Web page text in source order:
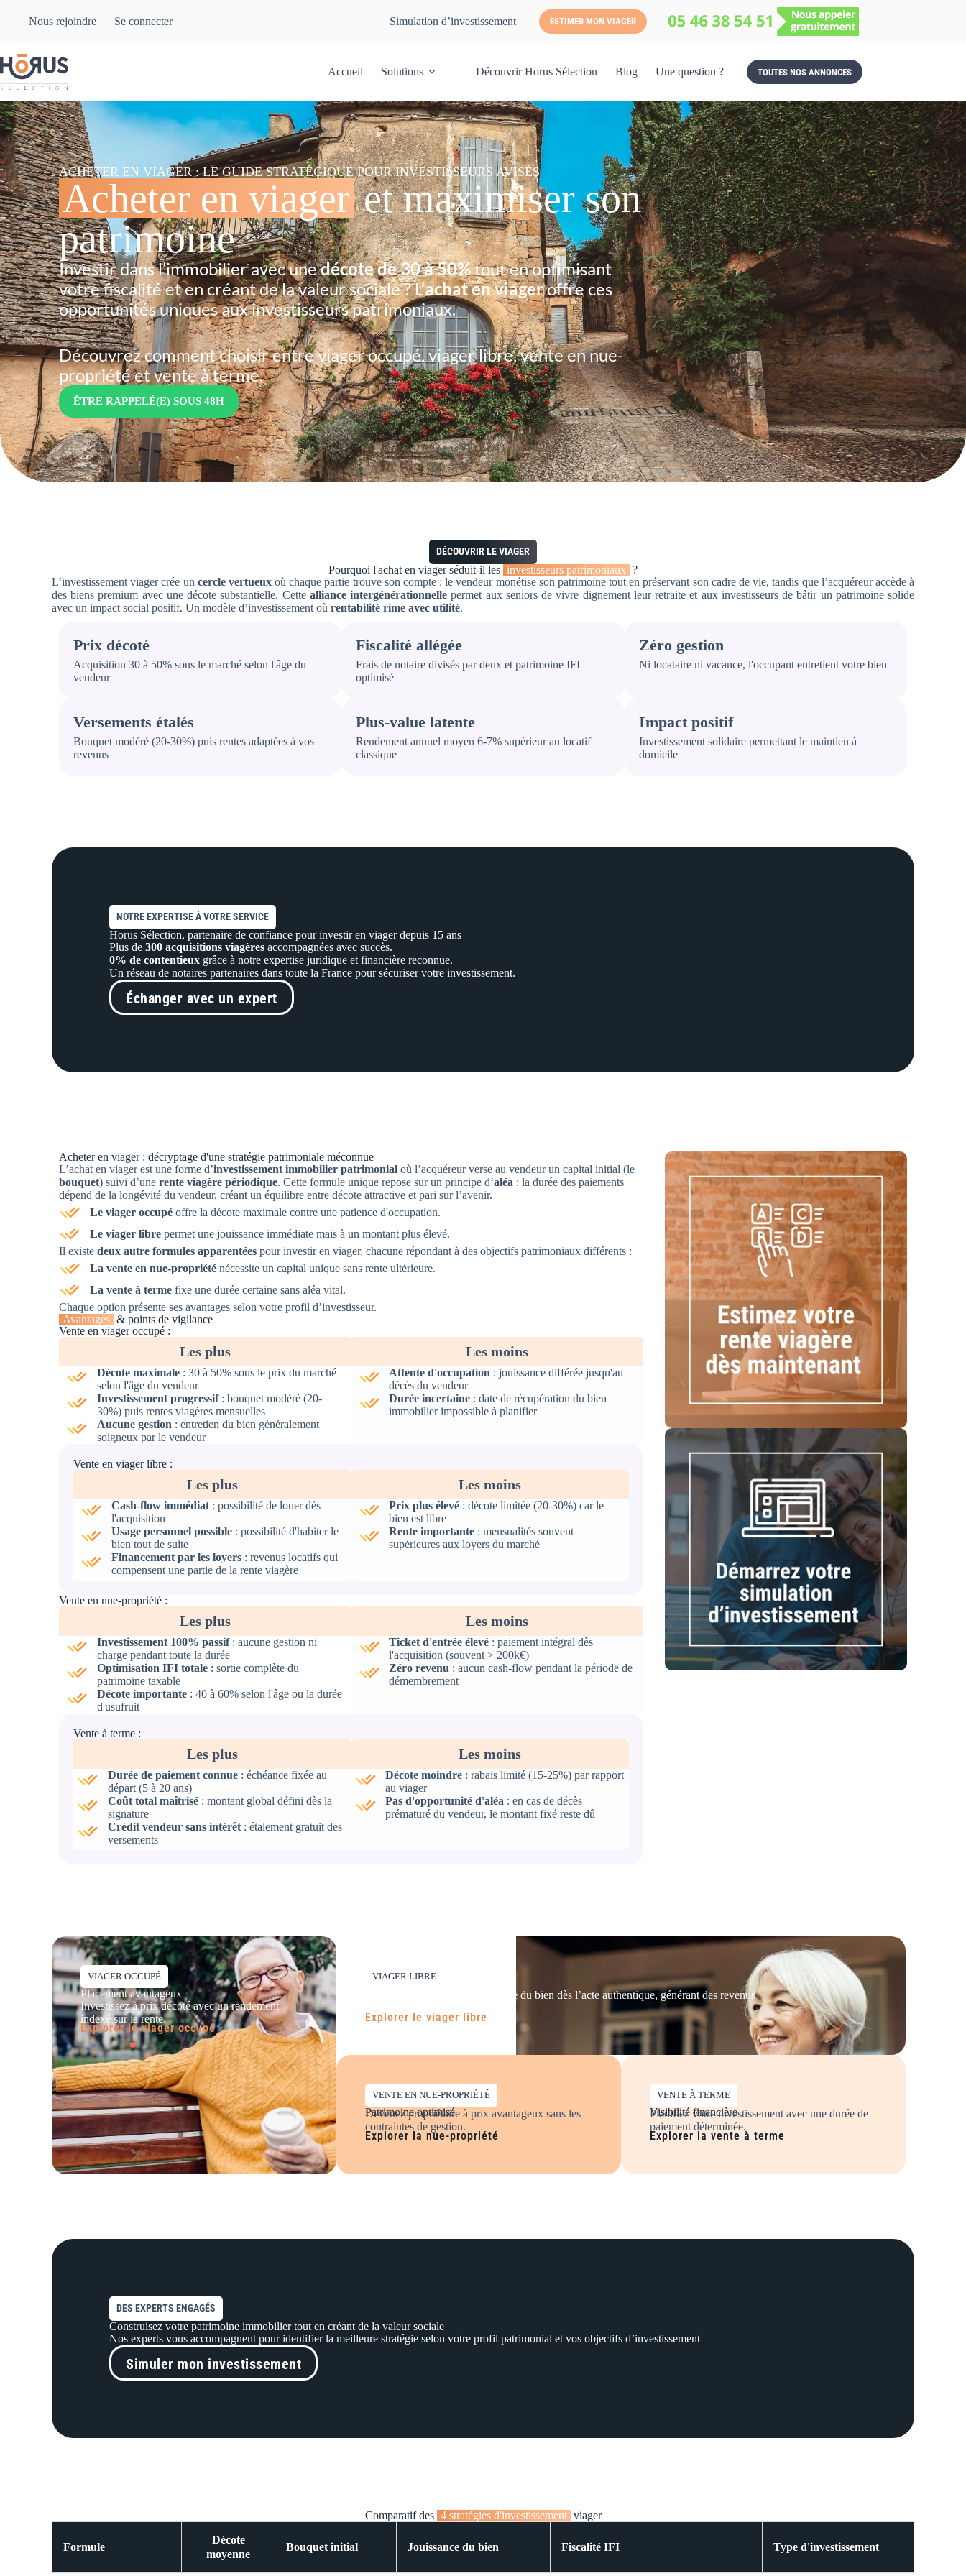
Nous rejoindre Se connecter Simulation d’investissement ESTIMER MON VIAGER
Accueil Solutions Découvrir Horus Sélection Blog Une question ? TOUTES NOS ANNONCES
ACHETER EN VIAGER : LE GUIDE STRATÉGIQUE POUR INVESTISSEURS AVISÉS
Acheter en viageret maximiser son
patrimoine
Investir dans l’immobilier avec unedécote de 30 à 50%tout en optimisant
votre fiscalité et en créant de la valeur sociale ? L’achat en viageroffre ces
opportunités uniques aux investisseurs patrimoniaux.
Découvrez comment choisir entre viager occupé, viager libre, vente ennue-
propriétéetvente à terme.
ÊTRE RAPPELÉ(E) SOUS 48H
DÉCOUVRIR LE VIAGER
Pourquoi l'achat en viager séduit-il les investisseurs patrimoniaux ?
L’investissement viager crée un cercle vertueuxoù chaque partie trouve son compte : le vendeur monétise son patrimoine tout en préservant son cadre de vie, tandis que l’acquéreur accède à
des biens premium avec une décote substantielle. Cette alliance intergénérationnelle permet aux seniors de vivre dignement leur retraite et aux investisseurs de bâtir un patrimoine solide
avec un impact social positif. Un modèle d’investissement où rentabilité rime avec utilité.
Prix décoté
Acquisition 30 à 50% sous le marché selon l'âge du
vendeur
Fiscalité allégée
Frais de notaire divisés par deux et patrimoine IFI
optimisé
Zéro gestion
Ni locataire ni vacance, l'occupant entretient votre bien
Versements étalés
Bouquet modéré (20-30%) puis rentes adaptées à vos
revenus
Plus-value latente
Rendement annuel moyen 6-7% supérieur au locatif
classique
Impact positif
Investissement solidaire permettant le maintien à
domicile
NOTRE EXPERTISE À VOTRE SERVICE
Horus Sélection, partenaire de confiance pour investir en viager depuis 15 ans
Plus de 300 acquisitions viagères accompagnées avec succès.
0% de contentieux grâce à notre expertise juridique et financière reconnue.
Un réseau de notaires partenaires dans toute la France pour sécuriser votre investissement.
Échanger avec un expert
Acheter en viager : décryptage d'une stratégie patrimoniale méconnue
L’achat en viager est une forme d’investissement immobilier patrimonial où l’acquéreur verse au vendeur un capital initial (le
bouquet) suivi d’une rente viagère périodique. Cette formule unique repose sur un principe d’aléa : la durée des paiements
dépend de la longévité du vendeur, créant un équilibre entre décote attractive et pari sur l’avenir.
Le viager occupéoffre la décote maximale contre une patience d'occupation.
Le viager librepermet une jouissance immédiate mais à un montant plus élevé.
Il existe deux autre formules apparentées pour investir en viager, chacune répondant à des objectifs patrimoniaux différents :
La vente en nue-propriéténécessite un capital unique sans rente ultérieure.
La vente à termefixe une durée certaine sans aléa vital.
Chaque option présente ses avantages selon votre profil d’investisseur.
Avantages & points de vigilance
Vente en viager occupé :
Les plus
Décote maximale: 30 à 50% sous le prix du marché
selon l'âge du vendeur
Investissement progressif: bouquet modéré (20-
30%) puis rentes viagères mensuelles
Aucune gestion : entretien du bien généralement
soigneux par le vendeur
Les moins
Attente d'occupation : jouissance différée jusqu'au
décès du vendeur
Durée incertaine : date de récupération du bien
immobilier impossible à planifier
Vente en viager libre :
Les plus
Cash-flow immédiat: possibilité de louer dès
l'acquisition
Usage personnel possible: possibilité d'habiter le
bien tout de suite
Financement par les loyers: revenus locatifs qui
compensent une partie de la rente viagère
Les moins
Prix plus élevé : décote limitée (20-30%) car le
bien est libre
Rente importante : mensualités souvent
supérieures aux loyers du marché
Vente en nue-propriété :
Les plus
Investissement 100% passif: aucune gestion ni
charge pendant toute la durée
Optimisation IFI totale: sortie complète du
patrimoine taxable
Décote importante: 40 à 60% selon l'âge ou la durée
d'usufruit
Les moins
Ticket d'entrée élevé : paiement intégral dès
l'acquisition (souvent > 200k€)
Zéro revenu : aucun cash-flow pendant la période de
démembrement
Vente à terme :
Les plus
Durée de paiement connue: échéance fixée au
départ (5 à 20 ans)
Coût total maîtrisé: montant global défini dès la
signature
Crédit vendeur sans intérêt: étalement gratuit des
versements
Les moins
Décote moindre : rabais limité (15-25%) par rapport
au viager
Pas d'opportunité d'aléa : en cas de décès
prématuré du vendeur, le montant fixé reste dû
VIAGER OCCUPÉ
Placement avantageux
Investissez à prix décoté avec un rendement
indexé sur la rente.
Explorer le viager occupé
VIAGER LIBRE
Bénéficiez de la pleine jouissance du bien dès l’acte authentique, générant des revenus
Explorer le viager libre
VENTE EN NUE-PROPRIÉTÉ
Patrimoine optimisé
Devenez propriétaire à prix avantageux sans les
contraintes de gestion.
Explorer la nue-propriété
VENTE À TERME
Visibilité financière
Planifiez votre investissement avec une durée de
paiement déterminée.
Explorer la vente à terme
DES EXPERTS ENGAGÉS
Construisez votre patrimoine immobilier tout en créant de la valeur sociale
Nos experts vous accompagnent pour identifier la meilleure stratégie selon votre profil patrimonial et vos objectifs d’investissement
Simuler mon investissement
Comparatif des 4 stratégies d'investissement viager
Formule
Décote
moyenne
Bouquet initial Jouissance du bien Fiscalité IFI Type d'investissement